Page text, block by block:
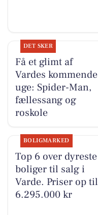
DET SKER
Få et glimt af
Vardes kommende
uge: Spider-Man,
fællessang og
roskole
BOLIGMARKED
Top 6 over dyreste
boliger til salg i
Varde. Priser op til
6.295.000 kr